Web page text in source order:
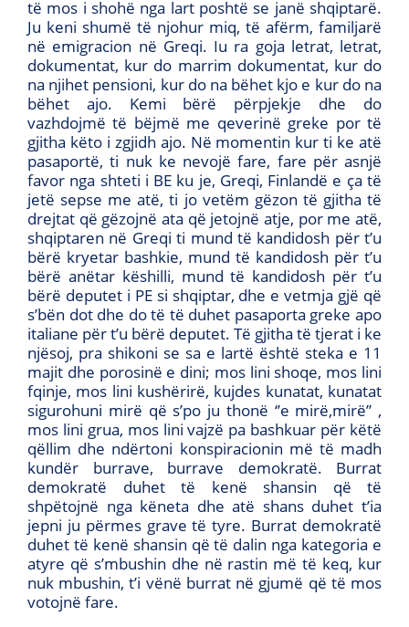
të mos i shohë nga lart poshtë se janë shqiptarë.
Ju keni shumë të njohur miq, të afërm, familjarë
në emigracion në Greqi. Iu ra goja letrat, letrat,
dokumentat, kur do marrim dokumentat, kur do
na njihet pensioni, kur do na bëhet kjo e kur do na
bëhet ajo. Kemi bërë përpjekje dhe do
vazhdojmë të bëjmë me qeverinë greke por të
gjitha këto i zgjidh ajo. Në momentin kur ti ke atë
pasaportë, ti nuk ke nevojë fare, fare për asnjë
favor nga shteti i BE ku je, Greqi, Finlandë e ça të
jetë sepse me atë, ti jo vetëm gëzon të gjitha të
drejtat që gëzojnë ata që jetojnë atje, por me atë,
shqiptaren në Greqi ti mund të kandidosh për t’u
bërë kryetar bashkie, mund të kandidosh për t’u
bërë anëtar këshilli, mund të kandidosh për t’u
bërë deputet i PE si shqiptar, dhe e vetmja gjë që
s’bën dot dhe do të të duhet pasaporta greke apo
italiane për t’u bërë deputet. Të gjitha të tjerat i ke
njësoj, pra shikoni se sa e lartë është steka e 11
majit dhe porosinë e dini; mos lini shoqe, mos lini
fqinje, mos lini kushërirë, kujdes kunatat, kunatat
sigurohuni mirë që s’po ju thonë ‘’e mirë,mirë’’ ,
mos lini grua, mos lini vajzë pa bashkuar për këtë
qëllim dhe ndërtoni konspiracionin më të madh
kundër burrave, burrave demokratë. Burrat
demokratë duhet të kenë shansin që të
shpëtojnë nga këneta dhe atë shans duhet t’ia
jepni ju përmes grave të tyre. Burrat demokratë
duhet të kenë shansin që të dalin nga kategoria e
atyre që s’mbushin dhe në rastin më të keq, kur
nuk mbushin, t’i vënë burrat në gjumë që të mos
votojnë fare.